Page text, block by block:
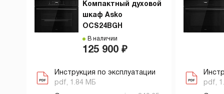
Компактный духовой
шкаф Asko
OCS24BGH
В наличии
125 900 ₽
Инструкция по эксплуатации
pdf, 1.84 МБ
pdf,